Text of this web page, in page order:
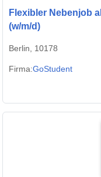
Flexibler Nebenjob
(w/m/d)
Berlin, 10178
Firma:GoStudent